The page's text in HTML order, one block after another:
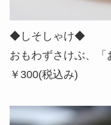
◆しそしゃけ◆
おもわずさけぶ、「
￥300(税込み)